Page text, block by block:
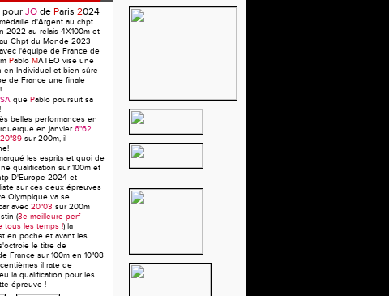
pour JO de Paris 2024
d'Argent au chpt
2022 au relais 4X100m et
Chpt du Monde 2023
l'équipe de France de
Pablo MATEO vise une
en Individuel et bien sûre
de France une finale
que Pablo poursuit sa
belles performances en
en janvier6"62
20"89 sur 200m, il
les esprits et quoi de
qualification sur 100m et
D'Europe 2024 et
sur ces deux épreuves
Olympique va se
avec 20"03 sur 200m
(3e meilleure perf
tous les temps !) la
en poche et avant les
le titre de
France sur 100m en 10"08
il rate de
la qualification pour les
épreuve !